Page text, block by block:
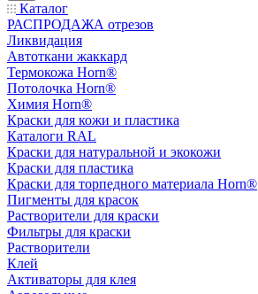
Каталог
РАСПРОДАЖА отрезов
Ликвидация
Автоткани жаккард
Термокожа Horn®
Потолочка Horn®
Химия Horn®
Краски для кожи и пластика
Каталоги RAL
Краски для натуральной и экокожи
Краски для пластика
Краски для торпедного материала Horn®
Пигменты для красок
Растворители для краски
Фильтры для краски
Растворители
Клей
Активаторы для клея